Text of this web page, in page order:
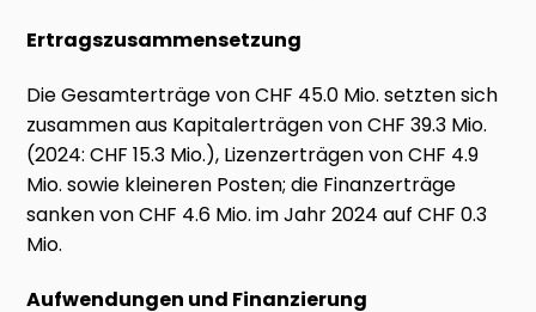
Ertragszusammensetzung
Die Gesamterträge von CHF 45.0 Mio. setzten sich
zusammen aus Kapitalerträgen von CHF 39.3 Mio.
(2024: CHF 15.3 Mio.), Lizenzerträgen von CHF 4.9
Mio. sowie kleineren Posten; die Finanzerträge
sanken von CHF 4.6 Mio. im Jahr 2024 auf CHF 0.3
Mio.
Aufwendungen und Finanzierung